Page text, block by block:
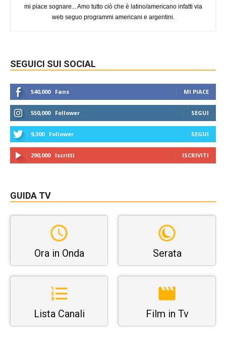
mi piace sognare... Amo tutto ciò che è latino/americano infatti via
web seguo programmi americani e argentini.
SEGUICI SUI SOCIAL
540,000 Fans MI PIACE
550,000 Follower SEGUI
9,300 Follower SEGUI
290,000 Iscritti ISCRIVITI
GUIDA TV
Ora in Onda Serata
Lista Canali Film in Tv